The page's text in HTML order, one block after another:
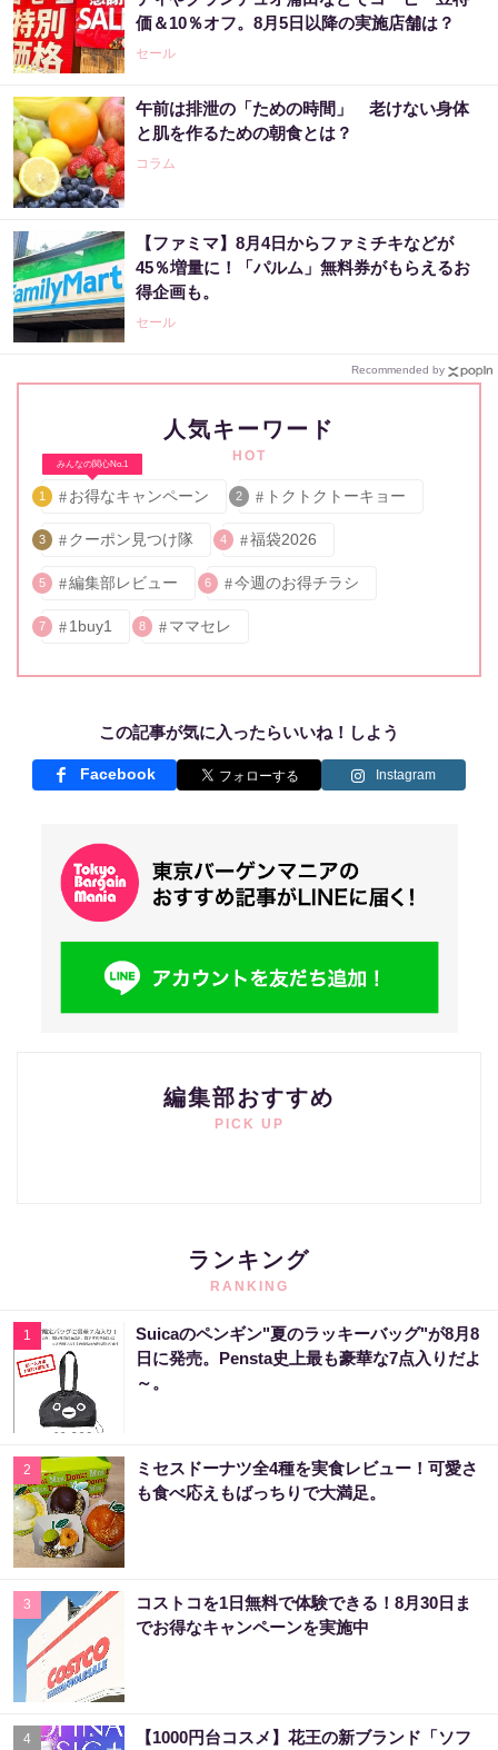
価＆10％オフ。8月5日以降の実施店舗は？
セール
午前は排泄の「ための時間」 老けない身体
と肌を作るための朝食とは？
コラム
【ファミマ】8月4日からファミチキなどが
45％増量に！「パルム」無料券がもらえるお
得企画も。
セール
Recommended by
人気キーワード
HOT
みんなの関心No.1
1 お得なキャンペーン 2 トクトクトーキョー
3 クーポン見つけ隊 4 福袋2026
5 編集部レビュー 6 今週のお得チラシ
7 1buy1 8 ママセレ
この記事が気に入ったらいいね！しよう
Facebook Instagram
編集部おすすめ
PICK UP
ランキング
RANKING
1
Suicaのペンギン"夏のラッキーバッグ"が8月8
日に発売。Pensta史上最も豪華な7点入りだよ
～。
2
ミセスドーナツ全4種を実食レビュー！可愛さ
も食べ応えもばっちりで大満足。
3
コストコを1日無料で体験できる！8月30日ま
でお得なキャンペーンを実施中
4
【1000円台コスメ】花王の新ブランド「ソフ